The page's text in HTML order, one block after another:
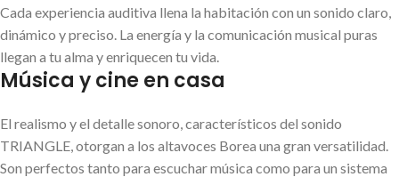
Cada experiencia auditiva llena la habitación con un sonido claro,
dinámico y preciso. La energía y la comunicación musical puras
llegan a tu alma y enriquecen tu vida.
Música y cine en casa
El realismo y el detalle sonoro, característicos del sonido
TRIANGLE, otorgan a los altavoces Borea una gran versatilidad.
Son perfectos tanto para escuchar música como para un sistema